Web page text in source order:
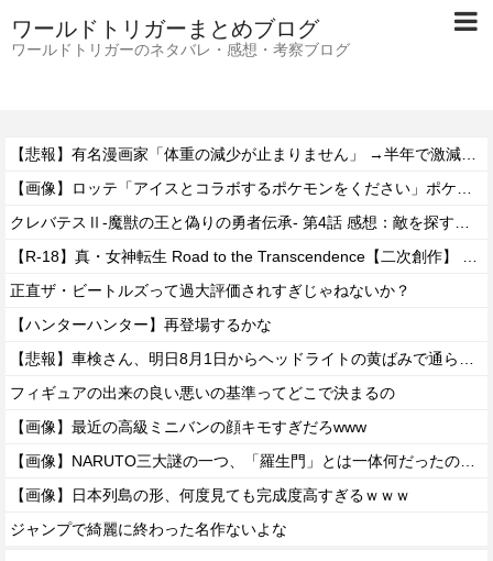
ワールドトリガーまとめブログ
ワールドトリガーのネタバレ・感想・考察ブログ
正直ザ・ビートルズって過大評価されすぎじゃねないか？
【ハンターハンター】再登場するかな
フィギュアの出来の良い悪いの基準ってどこで決まるの
【画像】最近の高級ミニバンの顔キモすぎだろwww
【画像】日本列島の形、何度見ても完成度高すぎるｗｗｗ
ジャンプで綺麗に終わった名作ないよな